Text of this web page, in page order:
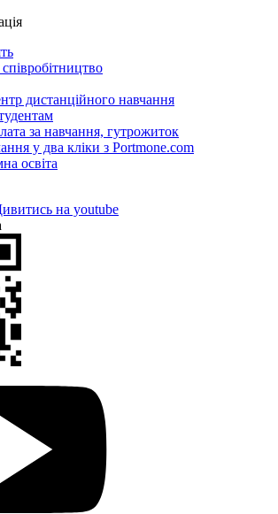
дистанційного навчання
за навчання, гутрожиток
у два кліки з Portmone.com
освіта
на youtube